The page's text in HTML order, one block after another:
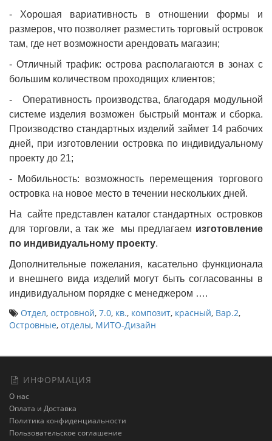
- Хорошая вариативность в отношении формы и
размеров, что позволяет разместить торговый островок
там, где нет возможности арендовать магазин;
- Отличный трафик: острова располагаются в зонах с
большим количеством проходящих клиентов;
- Оперативность производства, благодаря модульной
системе изделия возможен быстрый монтаж и сборка.
Производство стандартных изделий займет 14 рабочих
дней, при изготовлении островка по индивидуальному
проекту до 21;
- Мобильность: возможность перемещения торгового
островка на новое место в течении нескольких дней.
На сайте представлен каталог стандартных островков
для торговли, а так же мы предлагаем изготовление
по индивидуальному проекту.
Дополнительные пожелания, касательно функционала
и внешнего вида изделий могут быть согласованны в
индивидуальном порядке с менеджером ….
Отдел, островной, 7.0, кв., композит, красный, Вар.2,
Островные, отделы, МИТО-Дизайн
ИНФОРМАЦИЯ
О нас
Оплата и Доставка
Политика конфиденциальности
Пользовательское соглашение